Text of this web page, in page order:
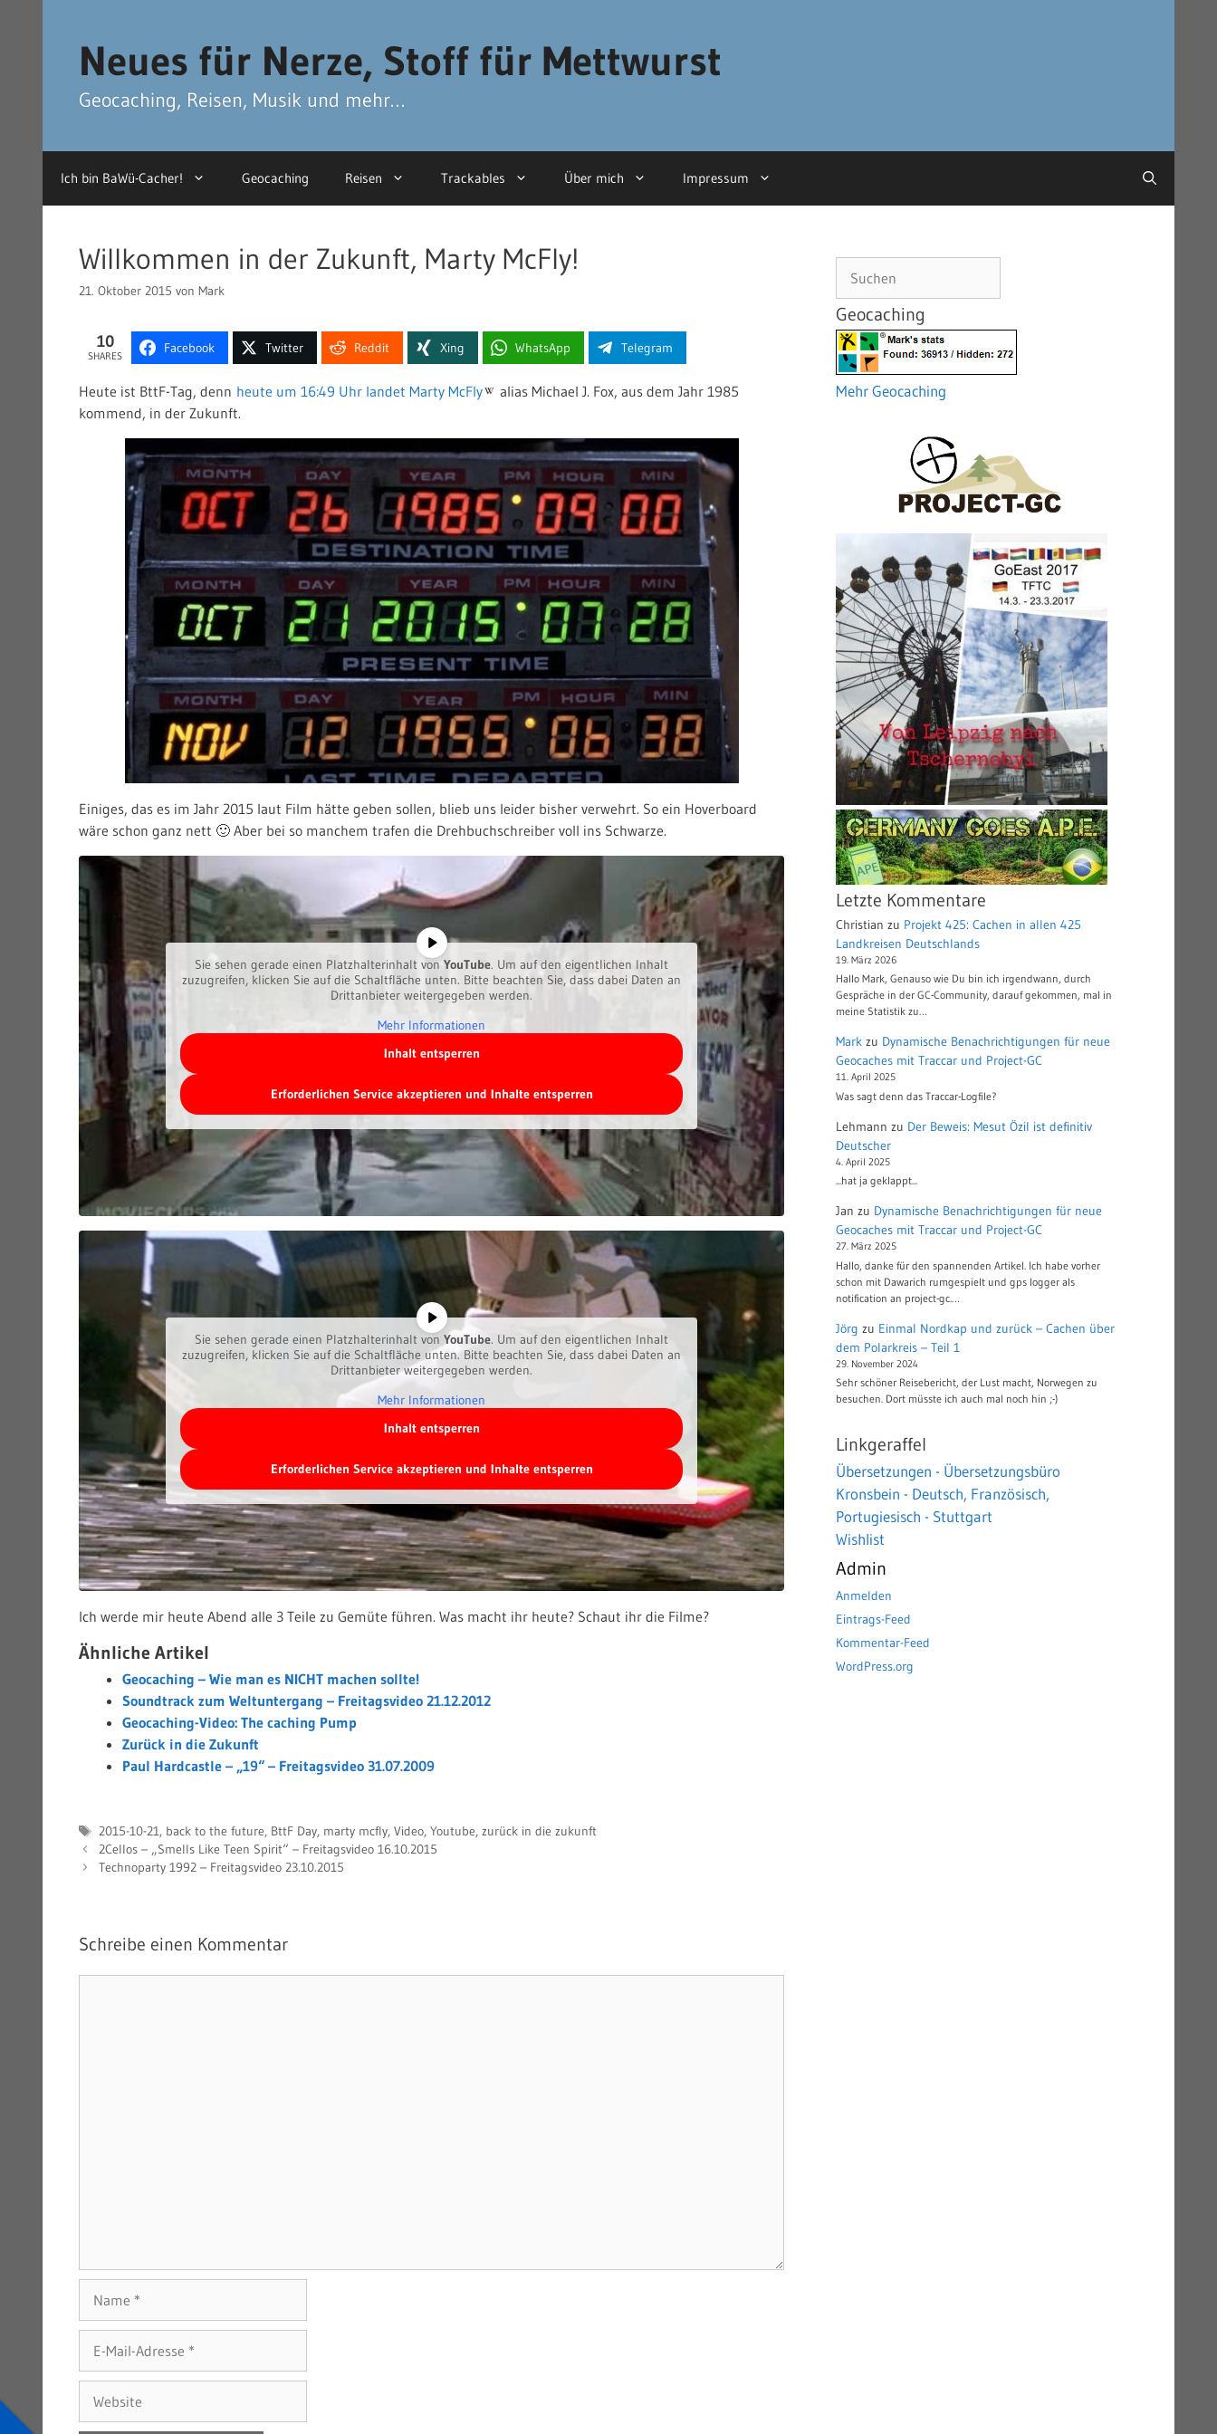
Neues für Nerze, Stoff für Mettwurst
Geocaching, Reisen, Musik und mehr…
Ich bin BaWü-Cacher! Geocaching Reisen Trackables Über mich Impressum
Willkommen in der Zukunft, Marty McFly!
21. Oktober 2015 von Mark
10
SHARES
Facebook Twitter Reddit Xing WhatsApp Telegram
Heute ist BttF-Tag, denn heute um 16:49 Uhr landet Marty McFly
alias Michael J. Fox, aus dem Jahr 1985
kommend, in der Zukunft.
Einiges, das es im Jahr 2015 laut Film hätte geben sollen, blieb uns leider bisher verwehrt. So ein Hoverboard
wäre schon ganz nett 🙂 Aber bei so manchem trafen die Drehbuchschreiber voll ins Schwarze.
Sie sehen gerade einen Platzhalterinhalt von YouTube. Um auf den eigentlichen Inhalt
zuzugreifen, klicken Sie auf die Schaltfläche unten. Bitte beachten Sie, dass dabei Daten an
Drittanbieter weitergegeben werden.
Mehr Informationen
Inhalt entsperren
Erforderlichen Service akzeptieren und Inhalte entsperren
Sie sehen gerade einen Platzhalterinhalt von YouTube. Um auf den eigentlichen Inhalt
zuzugreifen, klicken Sie auf die Schaltfläche unten. Bitte beachten Sie, dass dabei Daten an
Drittanbieter weitergegeben werden.
Mehr Informationen
Inhalt entsperren
Erforderlichen Service akzeptieren und Inhalte entsperren
Ich werde mir heute Abend alle 3 Teile zu Gemüte führen. Was macht ihr heute? Schaut ihr die Filme?
Ähnliche Artikel
Geocaching – Wie man es NICHT machen sollte!
Soundtrack zum Weltuntergang – Freitagsvideo 21.12.2012
Geocaching-Video: The caching Pump
Zurück in die Zukunft
Paul Hardcastle – „19“ – Freitagsvideo 31.07.2009
Schlagwörter
2015-10-21, back to the future, BttF Day, marty mcfly, Video, Youtube, zurück in die zukunft
2Cellos – „Smells Like Teen Spirit“ – Freitagsvideo 16.10.2015
Technoparty 1992 – Freitagsvideo 23.10.2015
Schreibe einen Kommentar
Mail-
Adresse
Geocaching
Mehr Geocaching
Letzte Kommentare
Christian zu Projekt 425: Cachen in allen 425
Landkreisen Deutschlands
19. März 2026
Hallo Mark, Genauso wie Du bin ich irgendwann, durch
Gespräche in der GC-Community, darauf gekommen, mal in
meine Statistik zu…
Mark zu Dynamische Benachrichtigungen für neue
Geocaches mit Traccar und Project-GC
11. April 2025
Was sagt denn das Traccar-Logfile?
Lehmann zu Der Beweis: Mesut Özil ist definitiv
Deutscher
4. April 2025
...hat ja geklappt...
Jan zu Dynamische Benachrichtigungen für neue
Geocaches mit Traccar und Project-GC
27. März 2025
Hallo, danke für den spannenden Artikel. Ich habe vorher
schon mit Dawarich rumgespielt und gps logger als
notification an project-gc.…
Jörg zu Einmal Nordkap und zurück – Cachen über
dem Polarkreis – Teil 1
29. November 2024
Sehr schöner Reisebericht, der Lust macht, Norwegen zu
besuchen. Dort müsste ich auch mal noch hin ;-)
Linkgeraffel
Übersetzungen - Übersetzungsbüro
Kronsbein - Deutsch, Französisch,
Portugiesisch - Stuttgart
Wishlist
Admin
Anmelden
Eintrags-Feed
Kommentar-Feed
WordPress.org